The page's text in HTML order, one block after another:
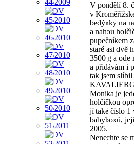
V pondělí 8.
v
bedýnky na
a nahou
pupečníkem
staré asi dvě
3500 g a ode
a přidávám i
tak jsem
Monika je
holčičkou
jí také číslo 1
babyboxů,
2005.
Nenechte se